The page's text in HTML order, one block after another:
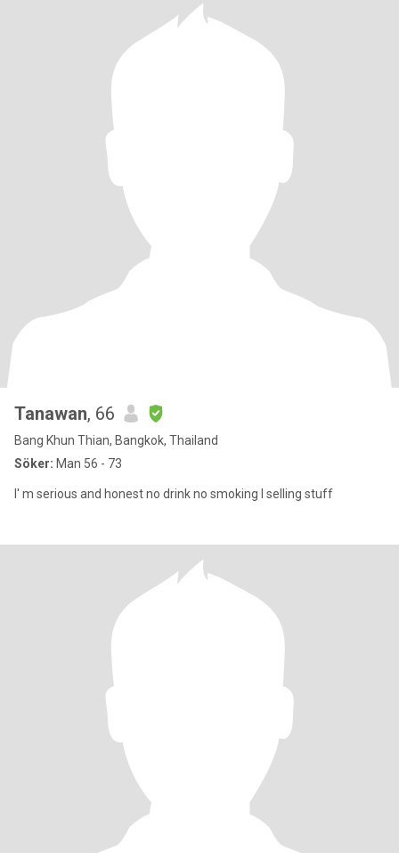
Tanawan, 66
Bang Khun Thian, Bangkok, Thailand
Söker: Man 56 - 73
I' m serious and honest no drink no smoking I selling stuff